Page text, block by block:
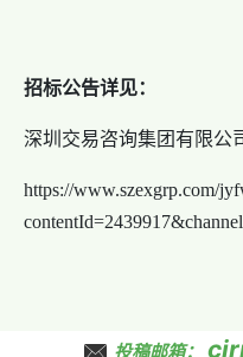
招标公告详见：
深圳交易咨询集团有限公
https://www.szexgrp.com/
投稿邮箱：